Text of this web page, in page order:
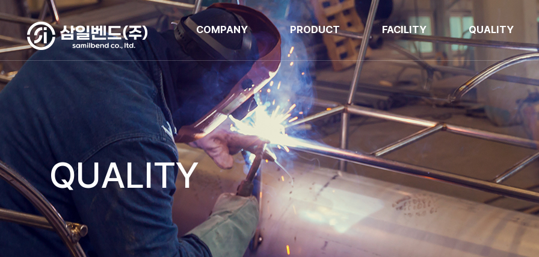
COMPANY PRODUCT FACILITY QUALITY
QUALITY